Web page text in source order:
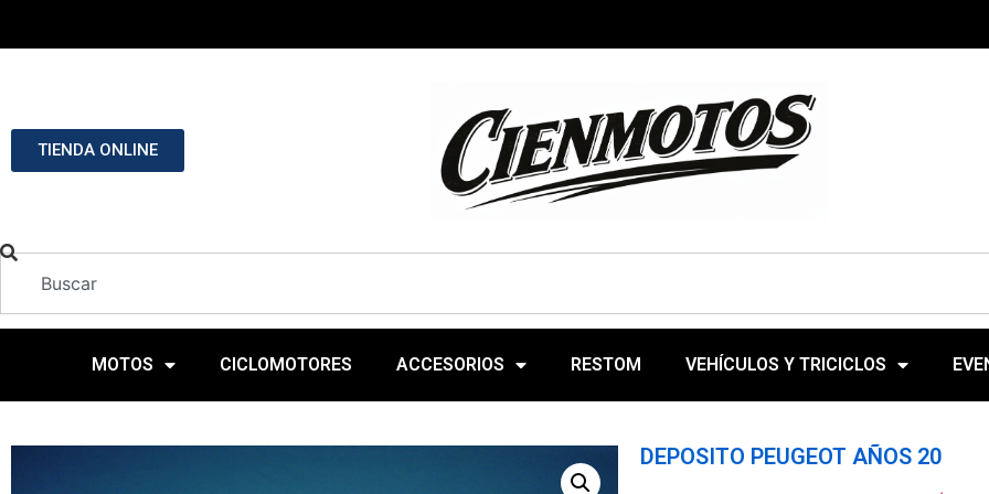
TIENDA ONLINE
MOTOS CICLOMOTORES ACCESORIOS RESTOM VEHÍCULOS Y TRICICLOS
DEPOSITO PEUGEOT AÑOS 20